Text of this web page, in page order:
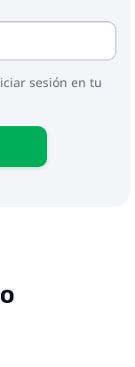
sesión en tu